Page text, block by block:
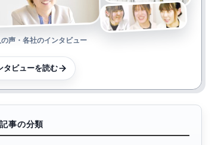
声・各社のインタビュー
タビューを読む
事の分類